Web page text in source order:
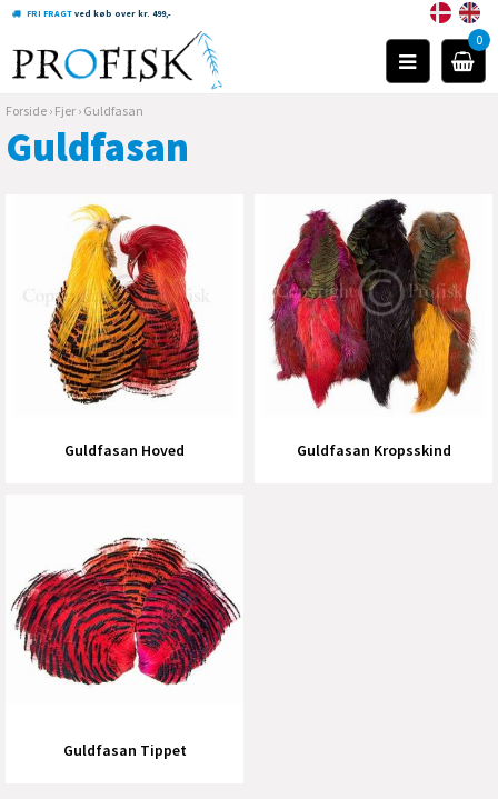
FRI FRAGT ved køb over kr. 499,-
0
Forside › Fjer › Guldfasan
Guldfasan
Guldfasan Hoved Guldfasan Kropsskind
Guldfasan Tippet